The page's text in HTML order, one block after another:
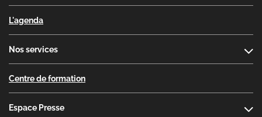
L'agenda
Nos services
Centre de formation
Espace Presse